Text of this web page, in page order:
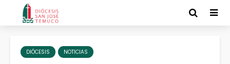
DIÓCESIS NOTICIAS